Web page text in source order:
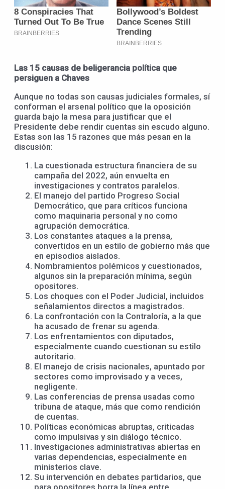
Las 15 causas de beligerancia política que
persiguen a Chaves
Aunque no todas son causas judiciales formales, sí
conforman el arsenal político que la oposición
guarda bajo la mesa para justificar que el
Presidente debe rendir cuentas sin escudo alguno.
Estas son las 15 razones que más pesan en la
discusión:
La cuestionada estructura financiera de su
campaña del 2022, aún envuelta en
investigaciones y contratos paralelos.
El manejo del partido Progreso Social
Democrático, que para críticos funciona
como maquinaria personal y no como
agrupación democrática.
Los constantes ataques a la prensa,
convertidos en un estilo de gobierno más que
en episodios aislados.
Nombramientos polémicos y cuestionados,
algunos sin la preparación mínima, según
opositores.
Los choques con el Poder Judicial, incluidos
señalamientos directos a magistrados.
La confrontación con la Contraloría, a la que
ha acusado de frenar su agenda.
Los enfrentamientos con diputados,
especialmente cuando cuestionan su estilo
autoritario.
El manejo de crisis nacionales, apuntado por
sectores como improvisado y a veces,
negligente.
Las conferencias de prensa usadas como
tribuna de ataque, más que como rendición
de cuentas.
Políticas económicas abruptas, criticadas
como impulsivas y sin diálogo técnico.
Investigaciones administrativas abiertas en
varias dependencias, especialmente en
ministerios clave.
Su intervención en debates partidarios, que